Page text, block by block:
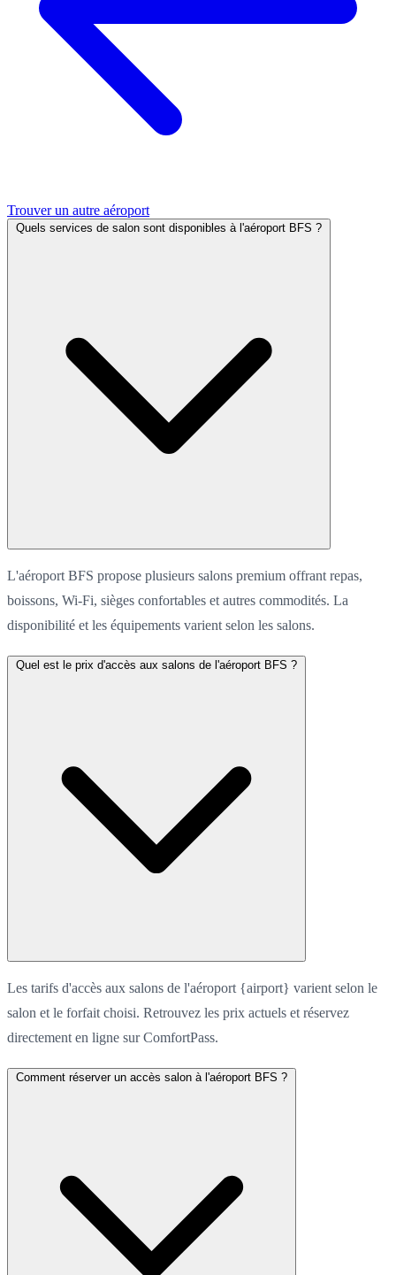
Trouver un autre aéroport
Quels services de salon sont disponibles à l'aéroport BFS ?
L'aéroport BFS propose plusieurs salons premium offrant repas,
boissons, Wi-Fi, sièges confortables et autres commodités. La
disponibilité et les équipements varient selon les salons.
Quel est le prix d'accès aux salons de l'aéroport BFS ?
Les tarifs d'accès aux salons de l'aéroport {airport} varient selon le
salon et le forfait choisi. Retrouvez les prix actuels et réservez
directement en ligne sur ComfortPass.
Comment réserver un accès salon à l'aéroport BFS ?